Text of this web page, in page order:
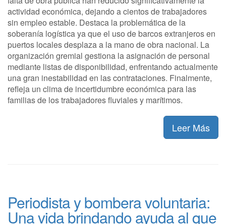
actividad económica, dejando a cientos de trabajadores
sin empleo estable. Destaca la problemática de la
soberanía logística ya que el uso de barcos extranjeros en
puertos locales desplaza a la mano de obra nacional. La
organización gremial gestiona la asignación de personal
mediante listas de disponibilidad, enfrentando actualmente
una gran inestabilidad en las contrataciones. Finalmente,
refleja un clima de incertidumbre económica para las
familias de los trabajadores fluviales y marítimos.
Leer Más
Periodista y bombera voluntaria:
Una vida brindando ayuda al que